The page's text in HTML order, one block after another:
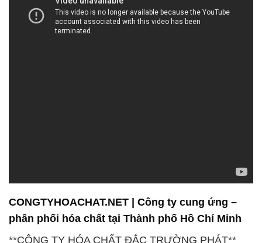
Chúng tôi chân thành biết ơn quý khách hàng đã
luôn sẵn sàng hỗ trợ bạn trong việc lựa chọn sản
và ứng dụng của các hóa chất, đồng thời đảm bảo
sự an toàn và hiệu quả trong quá trình sử dụng.